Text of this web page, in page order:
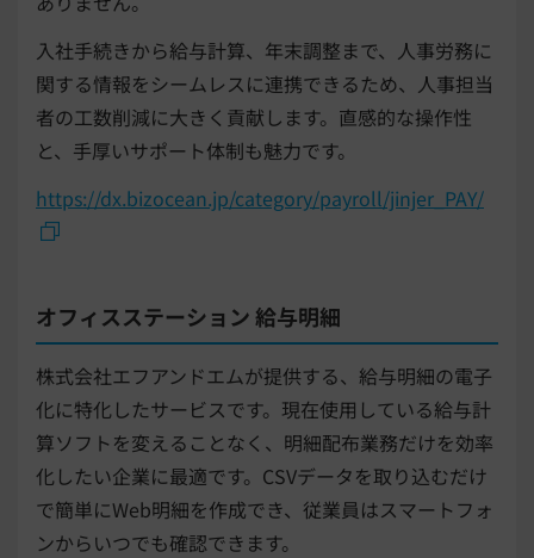
入社手続きから給与計算、年末調整まで、人事労務に
関する情報をシームレスに連携できるため、人事担当
者の工数削減に大きく貢献します。直感的な操作性
と、手厚いサポート体制も魅力です。
https://dx.bizocean.jp/category/payroll/jinjer_PAY/
オフィスステーション 給与明細
株式会社エフアンドエムが提供する、給与明細の電子
化に特化したサービスです。現在使用している給与計
算ソフトを変えることなく、明細配布業務だけを効率
化したい企業に最適です。CSVデータを取り込むだけ
で簡単にWeb明細を作成でき、従業員はスマートフォ
ンからいつでも確認できます。